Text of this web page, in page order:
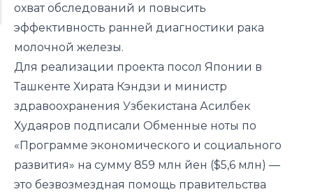
охват обследований и повысить
эффективность ранней диагностики рака
молочной железы.
Для реализации проекта посол Японии в
Ташкенте Хирата Кэндзи и министр
здравоохранения Узбекистана Асилбек
Худаяров подписали Обменные ноты по
«Программе экономического и социального
развития» на сумму 859 млн йен ($5,6 млн) —
это безвозмездная помощь правительства